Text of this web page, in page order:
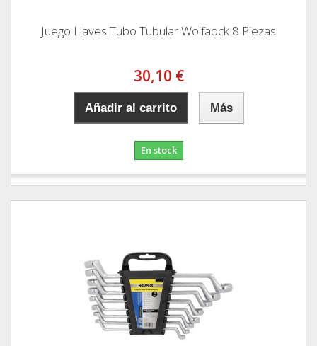
Juego Llaves Tubo Tubular Wolfapck 8 Piezas
30,10 €
Añadir al carrito Más
En stock